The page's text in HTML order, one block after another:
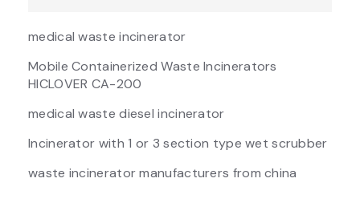
medical waste incinerator
Mobile Containerized Waste Incinerators
HICLOVER CA-200
medical waste diesel incinerator
Incinerator with 1 or 3 section type wet scrubber
waste incinerator manufacturers from china